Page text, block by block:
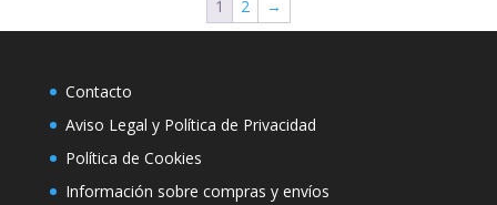
1 2 →
Contacto
Aviso Legal y Política de Privacidad
Política de Cookies
Información sobre compras y envíos